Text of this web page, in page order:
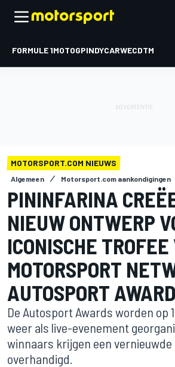
FORMULE 1MOTOGPINDYCARWECDTM
MOTORSPORT.COM NIEUWS
Algemeen Motorsport.com aankondigingen
PININFARINA
NIEUW ONTWERP
ICONISCHE TROFEE
MOTORSPORT
AUTOSPORT
De Autosport Awards worden op
weer als live-evenement
winnaars krijgen een vernieuwde
overhandigd.